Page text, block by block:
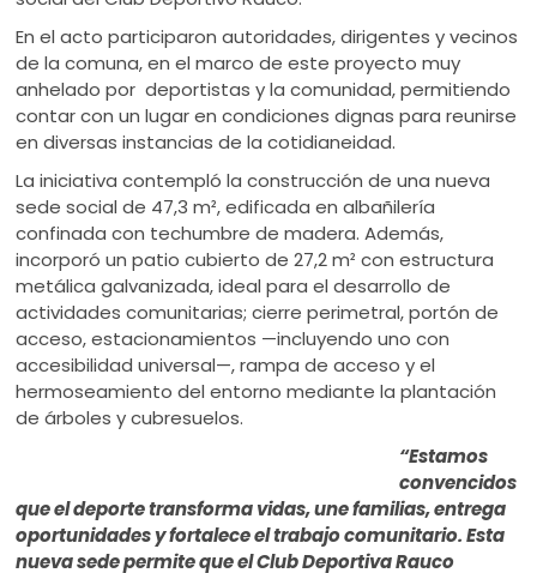
En el acto participaron autoridades, dirigentes y vecinos
de la comuna, en el marco de este proyecto muy
anhelado por deportistas y la comunidad, permitiendo
contar con un lugar en condiciones dignas para reunirse
en diversas instancias de la cotidianeidad.
La iniciativa contempló la construcción de una nueva
sede social de 47,3 m², edificada en albañilería
confinada con techumbre de madera. Además,
incorporó un patio cubierto de 27,2 m² con estructura
metálica galvanizada, ideal para el desarrollo de
actividades comunitarias; cierre perimetral, portón de
acceso, estacionamientos —incluyendo uno con
accesibilidad universal—, rampa de acceso y el
hermoseamiento del entorno mediante la plantación
de árboles y cubresuelos.
“Estamos
convencidos
que el deporte transforma vidas, une familias, entrega
oportunidades y fortalece el trabajo comunitario. Esta
nueva sede permite que el Club Deportiva Rauco